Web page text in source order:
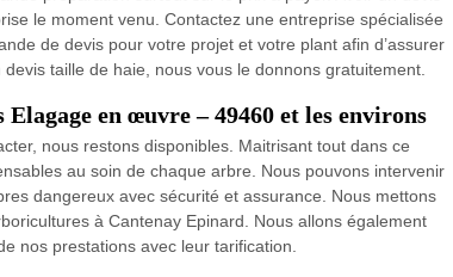
le moment venu. Contactez une entreprise spécialisée
de devis pour votre projet et votre plant afin d’assurer
taille de haie, nous vous le donnons gratuitement.
en œuvre – 49460 et les environs
nous restons disponibles. Maitrisant tout dans ce
au soin de chaque arbre. Nous pouvons intervenir
dangereux avec sécurité et assurance. Nous mettons
à Cantenay Epinard. Nous allons également
nos prestations avec leur tarification.